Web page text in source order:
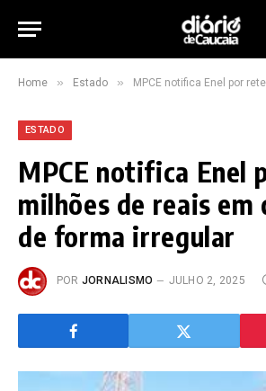
Home » Estado » MPCE notifica Enel por reter milhões de
ESTADO
MPCE notifica Enel
milhões de reais em
de forma irregular
POR JORNALISMO JULHO 2, 2025